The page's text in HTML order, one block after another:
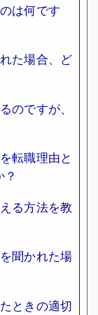
は何です
た場合、ど
のですが、
転職理由と
る方法を教
聞かれた場
ときの適切